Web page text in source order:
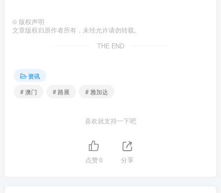
© 版权声明
文章版权归原作者所有，未经允许请勿转载。
THE END
资讯
# 澳门
# 路展 # 雅加达
喜欢就支持一下吧
点赞0 分享